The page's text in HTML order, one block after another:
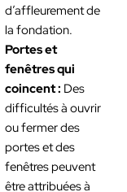
d’affleurement de
la fondation.
Portes et
fenêtres qui
coincent : Des
difficultés à ouvrir
ou fermer des
portes et des
fenêtres peuvent
être attribuées à